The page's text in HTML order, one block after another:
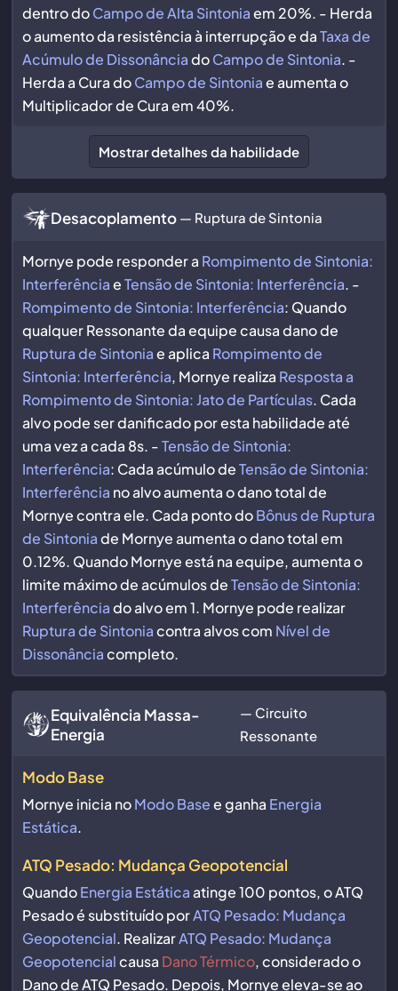
dentro doCampo de Alta Sintoniaem 20%. - Herda
o aumento da resistência à interrupção e daTaxa de
Acúmulo de DissonânciadoCampo de Sintonia. -
Herda a Cura doCampo de Sintoniae aumenta o
Multiplicador de Cura em 40%.
Mostrar detalhes da habilidade
Desacoplamento — Ruptura de Sintonia
Mornye pode responder a Rompimento de Sintonia:
InterferênciaeTensão de Sintonia: Interferência. -
Rompimento de Sintonia: Interferência: Quando
qualquer Ressonante da equipe causa dano de
Ruptura de Sintoniae aplica Rompimento de
Sintonia: Interferência, Mornye realiza Resposta a
Rompimento de Sintonia: Jato de Partículas. Cada
alvo pode ser danificado por esta habilidade até
uma vez a cada 8s. -Tensão de Sintonia:
Interferência: Cada acúmulo deTensão de Sintonia:
Interferência no alvo aumenta o dano total de
Mornye contra ele. Cada ponto doBônus de Ruptura
de Sintoniade Mornye aumenta o dano total em
0.12%. Quando Mornye está na equipe, aumenta o
limite máximo de acúmulos deTensão de Sintonia:
Interferênciado alvo em 1. Mornye pode realizar
Ruptura de Sintoniacontra alvos com Nível de
Dissonânciacompleto.
Equivalência Massa-
Energia
— Circuito
Ressonante
Modo Base
Mornye inicia noModo Basee ganha Energia
Estática.
ATQ Pesado: Mudança Geopotencial
QuandoEnergia Estáticaatinge 100 pontos, o ATQ
Pesado é substituído porATQ Pesado: Mudança
Geopotencial. RealizarATQ Pesado: Mudança
Geopotencialcausa Dano Térmico, considerado o
Dano de ATQ Pesado. Depois, Mornye eleva-se ao